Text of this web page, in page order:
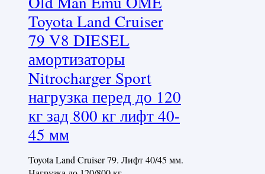
Toyota Land Cruiser
79 V8 DIESEL
амортизаторы
Nitrocharger Sport
нагрузка перед до 120
кг зад 800 кг лифт 40-
45 мм
Toyota Land Cruiser 79. Лифт 40/45 мм.